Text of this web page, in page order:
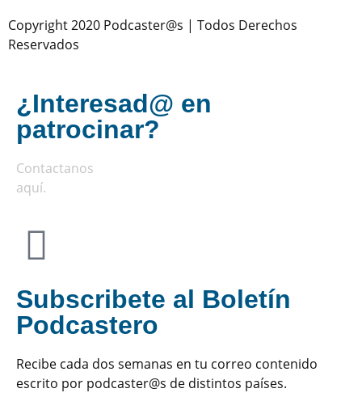
Copyright 2020 Podcaster@s | Todos Derechos
Reservados
¿Interesad@ en
patrocinar?
Contactanos
aquí.
Subscribete al Boletín
Podcastero
Recibe cada dos semanas en tu correo contenido
escrito por podcaster@s de distintos países.